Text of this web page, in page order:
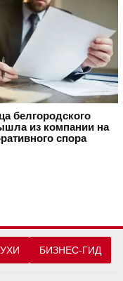
белгородского
из компании на
спора
БИЗНЕС-ГИД